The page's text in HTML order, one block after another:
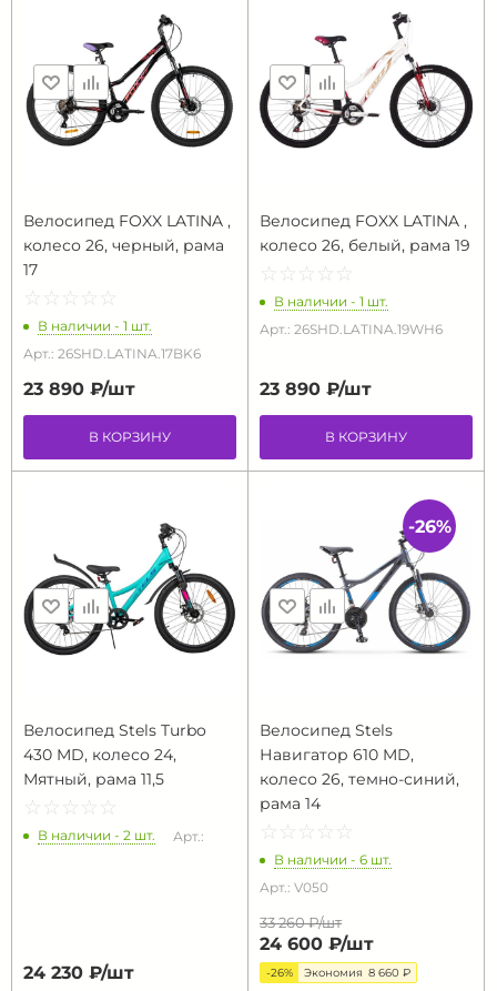
Велосипед FOXX LATINA ,
колесо 26, черный, рама
17
☆ ☆ ☆ ☆ ☆
★ ★ ★ ★ ★
В наличии - 1 шт.
Арт.: 26SHD.LATINA.17BK6
23 890 ₽/шт
В КОРЗИНУ
Велосипед FOXX LATINA ,
колесо 26, белый, рама 19
☆ ☆ ☆ ☆ ☆
★ ★ ★ ★ ★
В наличии - 1 шт.
Арт.: 26SHD.LATINA.19WH6
23 890 ₽/шт
В КОРЗИНУ
Велосипед Stels Turbo
430 MD, колесо 24,
Мятный, рама 11,5
☆ ☆ ☆ ☆ ☆
★ ★ ★ ★ ★
В наличии - 2 шт. Арт.:
24 230 ₽/шт
Велосипед Stels
Навигатор 610 MD,
колесо 26, темно-синий,
рама 14
☆ ☆ ☆ ☆ ☆
★ ★ ★ ★ ★
В наличии - 6 шт.
Арт.: V050
33 260 ₽/шт
24 600 ₽/шт
-26% Экономия 8 660 ₽
-26%